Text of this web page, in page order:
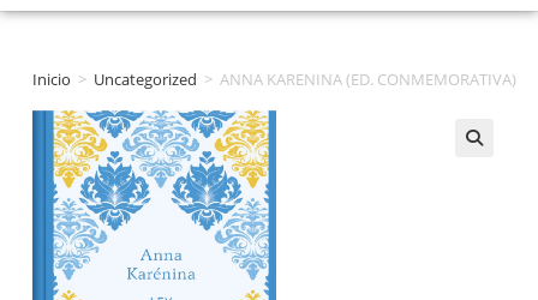
Inicio > Uncategorized > ANNA KARENINA (ED. CONMEMORATIVA)